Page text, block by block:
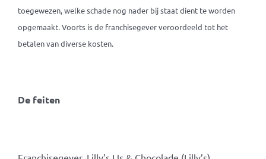
toegewezen, welke schade nog nader bij staat dient te worden
opgemaakt. Voorts is de franchisegever veroordeeld tot het
betalen van diverse kosten.
De feiten